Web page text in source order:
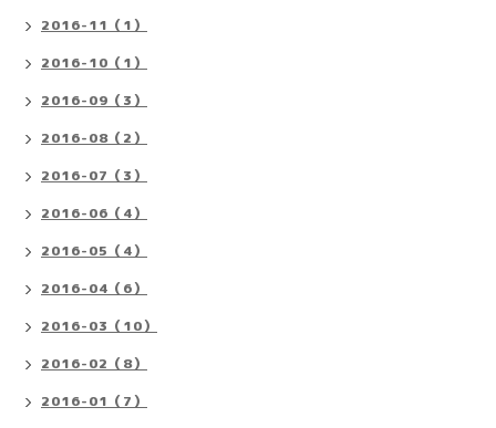
2016-11（1）
2016-10（1）
2016-09（3）
2016-08（2）
2016-07（3）
2016-06（4）
2016-05（4）
2016-04（6）
2016-03（10）
2016-02（8）
2016-01（7）